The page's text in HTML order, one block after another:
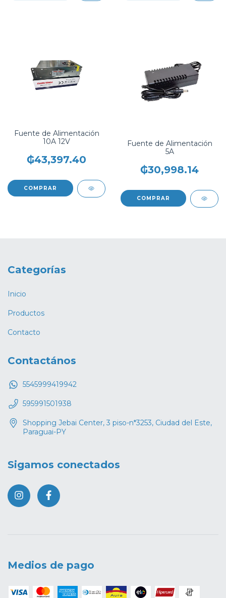
Fuente de Alimentación
10A 12V
₲43,397.40
Fuente de Alimentación
5A
₲30,998.14
Categorías
Inicio
Productos
Contacto
Contactános
5545999419942
595991501938
Shopping Jebai Center, 3 piso-n*3253, Ciudad del Este,
Paraguai-PY
Sigamos conectados
Medios de pago